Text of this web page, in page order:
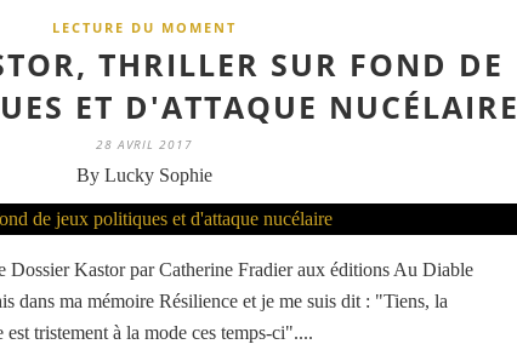
LECTURE DU MOMENT
THRILLER SUR FOND DE
ET D'ATTAQUE NUCÉLAIRE
28 AVRIL 2017
By Lucky Sophie
Dossier Kastor par Catherine Fradier aux éditions Au Diable
dans ma mémoire Résilience et je me suis dit : "Tiens, la
tristement à la mode ces temps-ci"....